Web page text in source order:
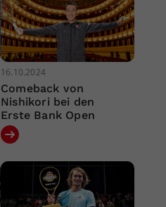
16.10.2024
Comeback von
Nishikori bei den
Erste Bank Open